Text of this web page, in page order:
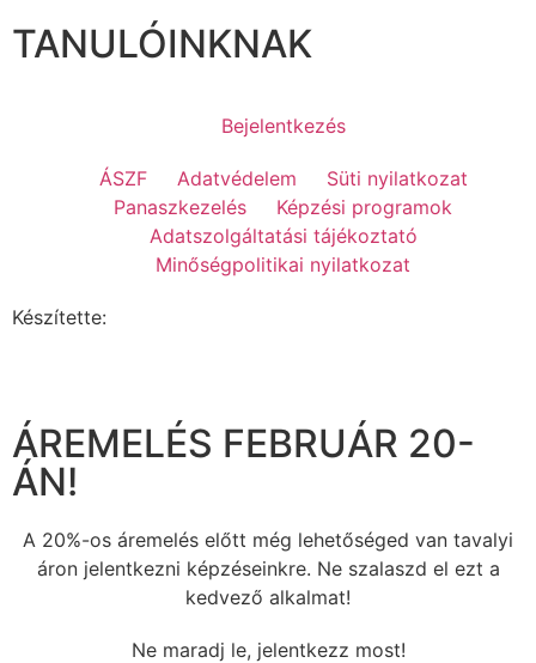
TANULÓINKNAK
Bejelentkezés
ÁSZF Adatvédelem
Süti nyilatkozat
Panaszkezelés
Képzési programok
Adatszolgáltatási tájékoztató
Minőségpolitikai nyilatkozat
Készítette:
ÁREMELÉS FEBRUÁR 20-
ÁN!
A 20%-os áremelés előtt még lehetőséged van tavalyi
áron jelentkezni képzéseinkre. Ne szalaszd el ezt a
kedvező alkalmat!
Ne maradj le, jelentkezz most!